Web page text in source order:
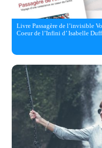
Livre Passagère de l’invisible
Coeur de l’Infini d’ Isabelle